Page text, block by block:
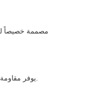
مصممة خصيصاً